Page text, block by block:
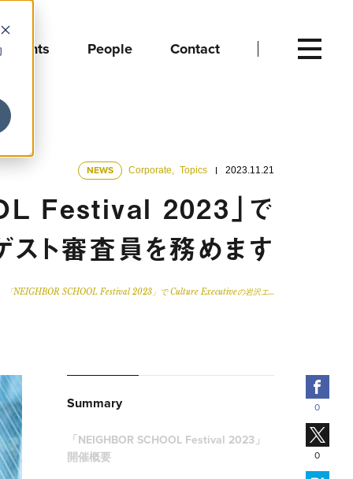
Events People Contact
NEWS Corporate, Topics 2023.11.21
Festival 2023」で
ト審査員を務めます
「NEIGHBOR SCHOOL Festival 2023」で Culture Executiveの岩沢エ…
Summary
「NEIGHBOR SCHOOL Festival 2023」
開催概要
0
0